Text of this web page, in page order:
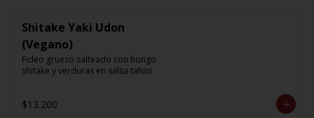
Shitake Yaki Udon
(Vegano)
Fideo grueso salteado con hongo
shitake y verduras en salsa tahini
$13.200